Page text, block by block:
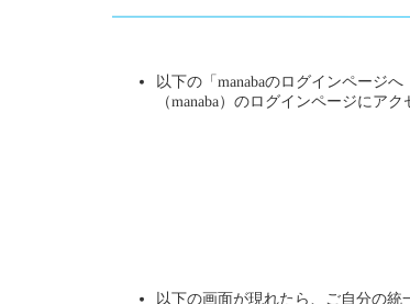
以下の「manabaのログインページ
（manaba）のログインページにアク
以下の画面が現れたら、ご自分の